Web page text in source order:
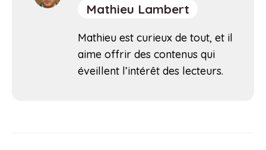
Mathieu Lambert
Mathieu est curieux de tout, et il
aime offrir des contenus qui
éveillent l’intérêt des lecteurs.